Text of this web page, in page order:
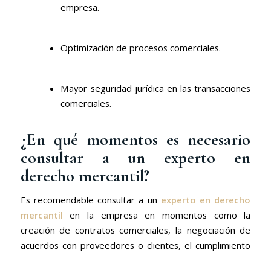
empresa.
Optimización de procesos comerciales.
Mayor seguridad jurídica en las transacciones
comerciales.
¿En qué momentos es necesario
consultar a un experto en
derecho mercantil?
Es recomendable consultar a un experto en derecho
mercantil en la empresa en momentos como la
creación de contratos comerciales, la negociación de
acuerdos con proveedores o clientes, el cumplimiento